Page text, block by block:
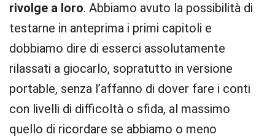
rivolge a loro. Abbiamo avuto la possibilità di
testarne in anteprima i primi capitoli e
dobbiamo dire di esserci assolutamente
rilassati a giocarlo, sopratutto in versione
portable, senza l’affanno di dover fare i conti
con livelli di difficoltà o sfida, al massimo
quello di ricordare se abbiamo o meno